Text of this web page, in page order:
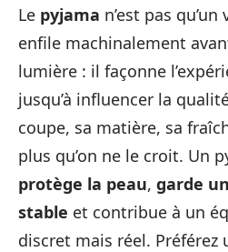
Le pyjama n’est pas
enfile machinalement
lumière : il façonne
jusqu’à influencer la
coupe, sa matière, sa
plus qu’on ne le croit. Un
protège la peau, garde
stable et contribue à un
discret mais réel. Préférez